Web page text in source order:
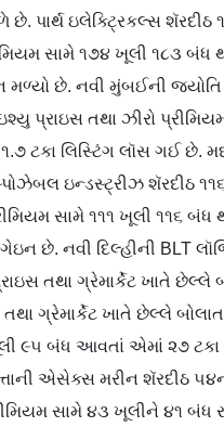
છે. પાર્થ ઇલેક્ટ્રિકલ્સ શૅરદીઠ
સામે ૧૭૪ ખૂલી ૧૮૩ બંધ
મળ્યો છે. નવી મુંબઈની
પ્રાઇસ તથા ઝીરો
ટકા લિસ્ટિંગ લૉસ ગઈ છે.
ઇન્ડસ્ટ્રીઝ શૅરદીઠ
સામે ૧૧૧ ખૂલી ૧૧૬
છે. નવી દિલ્હીની BLT
તથા ગ્રેમાર્કેટ ખાતે છેલ્લે
ગ્રેમાર્કેટ ખાતે છેલ્લે
૯૫ બંધ આવતાં એમાં ૨૭ ટકા
એસેક્સ મરીન શૅરદીઠ
સામે ૪૩ ખૂલીને ૪૧ બંધ